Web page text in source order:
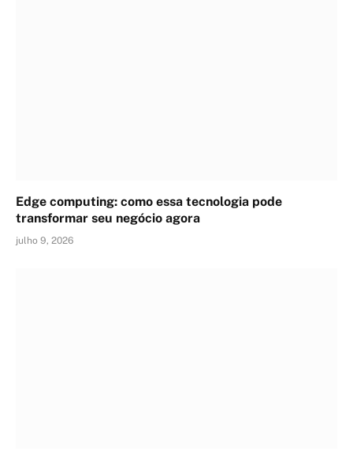
Edge computing: como essa tecnologia pode
transformar seu negócio agora
julho 9, 2026